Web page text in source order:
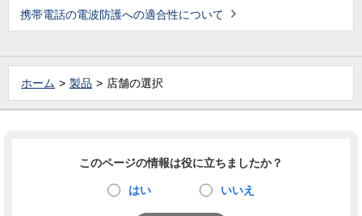
携帯電話の電波防護への適合性について
ホーム 製品 店舗の選択
このページの情報は役に立ちましたか？
はい いいえ